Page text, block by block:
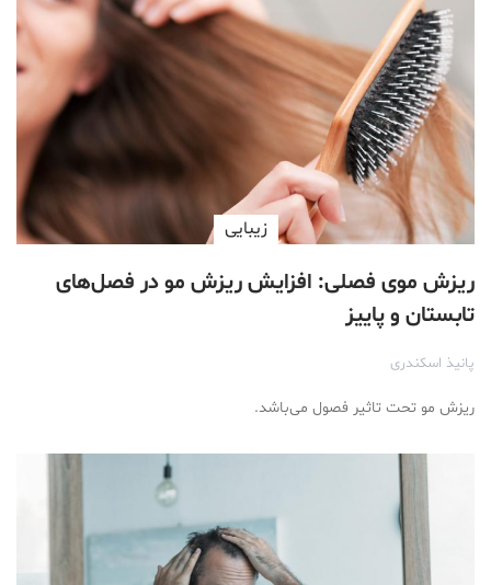
زیبایی
ریزش موی فصلی: افزایش ریزش مو در فصل‌های
تابستان و پاییز
پانیذ اسکندری
ریزش مو تحت تاثیر فصول می‌باشد.